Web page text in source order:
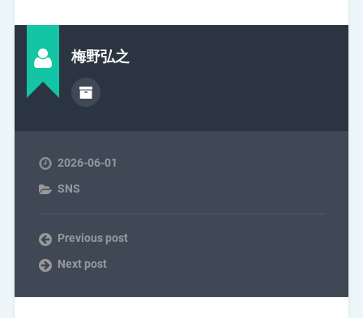
梅野弘之
2026-06-01
SNS
Previous post
Next post